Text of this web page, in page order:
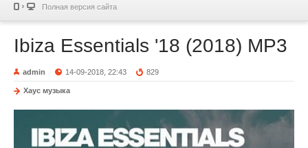
Полная версия сайта
Ibiza Essentials '18 (2018) MP3
admin 14-09-2018, 22:43 829
Хаус музыка